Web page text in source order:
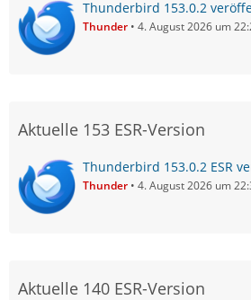
Thunderbird 153.0.2
Thunder 4. August 2026 um
Aktuelle 153 ESR-Version
Thunderbird 153.0.2 ESR
Thunder 4. August 2026 um
Aktuelle 140 ESR-Version